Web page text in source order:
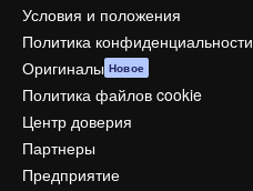
Условия и положения
Политика конфиденциальности
Оригиналы Новое
Политика файлов cookie
Центр доверия
Партнеры
Предприятие